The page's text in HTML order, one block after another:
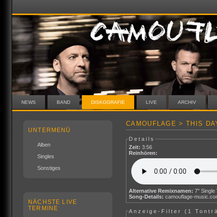
NEWS BAND DISKOGRAFIE LIVE ARCHIV
UNTERMENÜ
Alben
Singles
Sonstiges
NÄCHSTE LIVE
TERMINE
CAMOUFLAGE > THIS
Details
Zeit: 3:56
Reinhören:
Alternative Remixnamen: 7"
Song-Details: camouflage-
Anzeige-Filter ( 1